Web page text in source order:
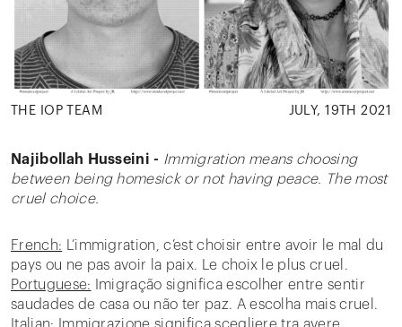
THE IOP TEAM JULY, 19TH 2021
Najibollah Husseini - Immigration means choosing
between being homesick or not having peace. The most
cruel choice.
French: L’immigration, c’est choisir entre avoir le mal du
pays ou ne pas avoir la paix. Le choix le plus cruel.
Portuguese: Imigração significa escolher entre sentir
saudades de casa ou não ter paz. A escolha mais cruel.